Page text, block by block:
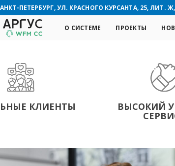
ПЕТЕРБУРГ, УЛ. КРАСНОГО КУРСАНТА, 25, ЛИТ.
О СИСТЕМЕ ПРОЕКТЫ
КЛИЕНТЫ ВЫСОКИЙ